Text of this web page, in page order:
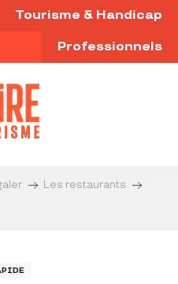
Tourisme & Handicap
Professionnels
Les restaurants